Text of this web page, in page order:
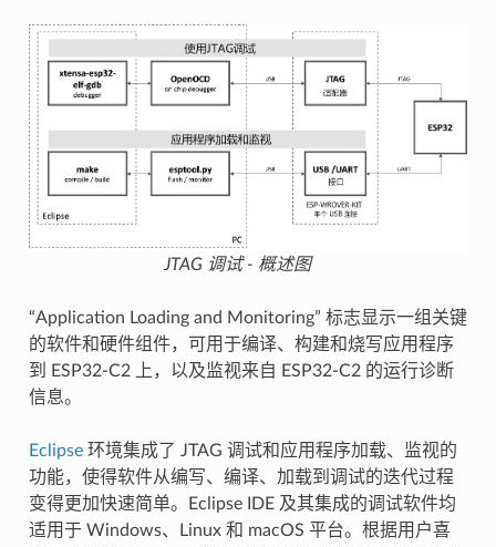
JTAG 调试 - 概述图
“Application Loading and Monitoring” 标志显示一组关键
的软件和硬件组件，可用于编译、构建和烧写应用程序
到 ESP32-C2 上，以及监视来自 ESP32-C2 的运行诊断
信息。
Eclipse环境集成了 JTAG 调试和应用程序加载、监视的
功能，使得软件从编写、编译、加载到调试的迭代过程
变得更加快速简单。Eclipse IDE 及其集成的调试软件均
适用于 Windows、Linux 和 macOS 平台。根据用户喜